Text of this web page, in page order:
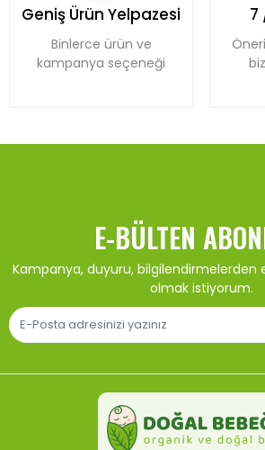
Geniş Ürün Yelpazesi
Binlerce ürün ve
kampanya seçeneği
7
E-BÜLTEN
Kampanya, duyuru,
olmak istiyorum.